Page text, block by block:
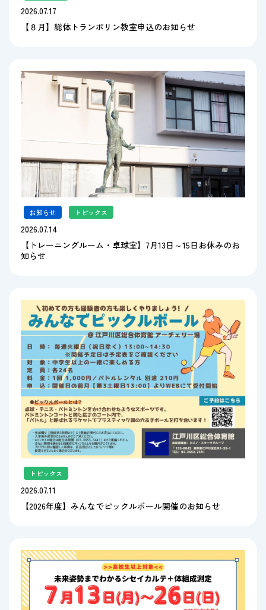
2026.07.17
【８月】総体トランポリン教室申込のお知らせ
お知らせ トピックス
2026.07.14
【トレーニングルーム・卓球室】7月13日～15日お休みのお
知らせ
トピックス
2026.07.11
【2026年度】みんなでピックルボール開催のお知らせ